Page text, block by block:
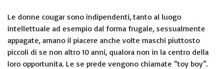
Le donne cougar sono indipendenti, tanto al luogo
intellettuale ad esempio dal forma frugale, sessualmente
appagate, amano il piacere anche volte maschi piuttosto
piccoli di se non altro 10 anni, qualora non in la centro della
loro opportunita. Le se prede vengono chiamate “toy boy”.